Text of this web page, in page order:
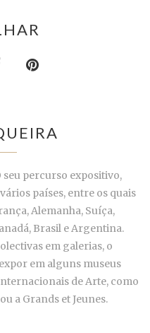
seu percurso expositivo,
países, entre os quais
Alemanha, Suíça,
Brasil e Argentina.
em galerias, o
em alguns museus
de Arte, como
a Grands et Jeunes.